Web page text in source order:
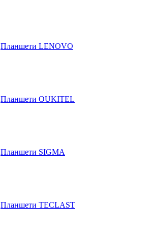
Планшети LENOVO
Планшети OUKITEL
Планшети SIGMA
Планшети TECLAST